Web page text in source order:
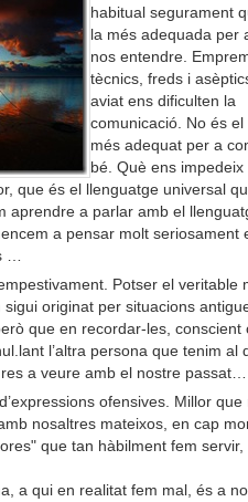
habitual segurament
la més adequada per
nos entendre.
tècnics, freds i
aviat ens dificulten la
comunicació. No és
més adequat per a
bé. Què ens impedeix
que és el llenguatge universal
aprendre a parlar amb el
a pensar molt seriosament
…
Potser el veritable
originat per situacions
que en recordar-les, conscient
l’altra persona que tenim al
a veure amb el nostre passat…
ofensives. Millor
nosaltres mateixos, en cap
que tan hàbilment fem servir,
a qui en realitat fem mal, és a